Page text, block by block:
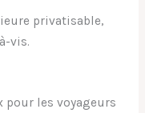
privatisable,
vis.
pour les voyageurs